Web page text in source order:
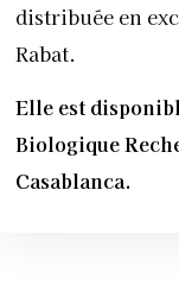
distribuée en
Rabat.
Elle est
Biologique
Casablanca.